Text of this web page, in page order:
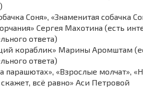
Соня», «Знаменитая собачка
Сергея Махотина (есть
ответа)
кораблик» Марины Аромштам
ответа)
парашютах», «Взрослые молчат»,
скажет, всё равно» Аси Петровой